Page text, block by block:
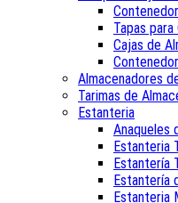
Tapas
Cajas de
Almacenadores
Tarimas de
Estanteria
Anaqueles
Estanteria
Estantería
Estantería
Estanteria